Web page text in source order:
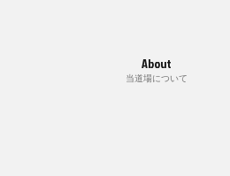
About
当道場について